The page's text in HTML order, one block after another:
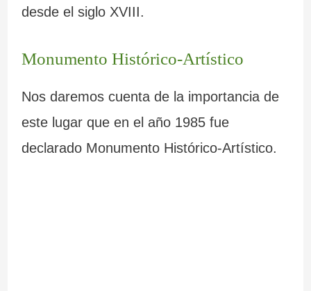
desde el siglo XVIII.
Monumento Histórico-Artístico
Nos daremos cuenta de la importancia de
este lugar que en el año 1985 fue
declarado Monumento Histórico-Artístico.